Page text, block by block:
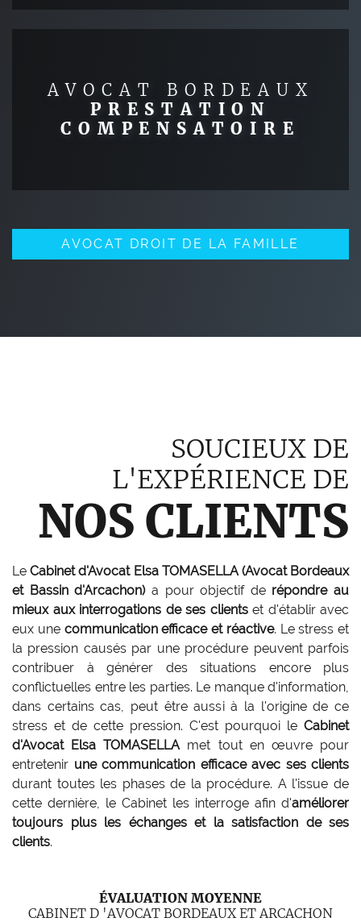
AVOCAT BORDEAUX
PRESTATION
COMPENSATOIRE
AVOCAT DROIT DE LA FAMILLE
SOUCIEUX DE
L'EXPÉRIENCE DE
NOS CLIENTS
LeCabinet d'Avocat Elsa TOMASELLA (Avocat Bordeaux
et Bassin d'Arcachon)a pour objectif de répondre au
mieux aux interrogations de ses clientset d'établir avec
eux une communication efficace et réactive. Le stress et
la pression causés par une procédure peuvent parfois
contribuer à générer des situations encore plus
conflictuelles entre les parties. Le manque d'information,
dans certains cas, peut être aussi à la l'origine de ce
stress et de cette pression. C'est pourquoi le Cabinet
d'Avocat Elsa TOMASELLAmet tout en œuvre pour
entretenir une communication efficace avec ses clients
durant toutes les phases de la procédure. A l'issue de
cette dernière, le Cabinet les interroge afin d'améliorer
toujours plus les échanges et la satisfaction de ses
clients.
ÉVALUATION MOYENNE
CABINET D 'AVOCAT BORDEAUX ET ARCACHON